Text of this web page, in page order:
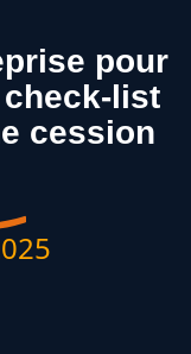
pour
list
cession